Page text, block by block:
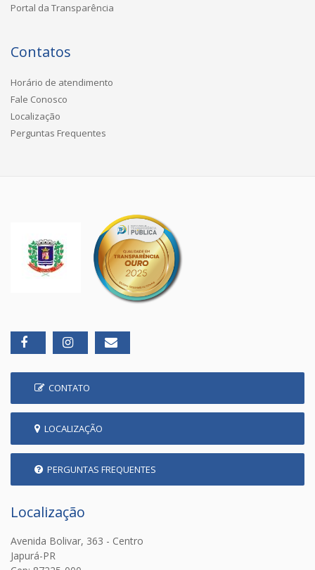
Portal da Transparência
Contatos
Horário de atendimento
Fale Conosco
Localização
Perguntas Frequentes
CONTATO
LOCALIZAÇÃO
PERGUNTAS FREQUENTES
Localização
Avenida Bolivar, 363 - Centro
Japurá-PR